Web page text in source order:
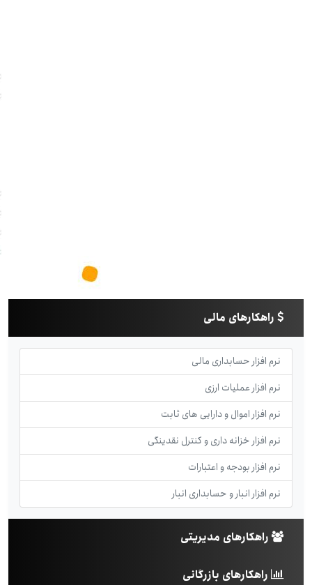
راهکارهای مالی
نرم افزار حسابداری مالی
نرم افزار عملیات ارزی
نرم افزار اموال و دارایی های ثابت
نرم افزار خزانه داری و کنترل نقدینگی
نرم افزار بودجه و اعتبارات
نرم افزار انبار و حسابداری انبار
راهکارهای مدیریتی
راهکارهای بازرگانی